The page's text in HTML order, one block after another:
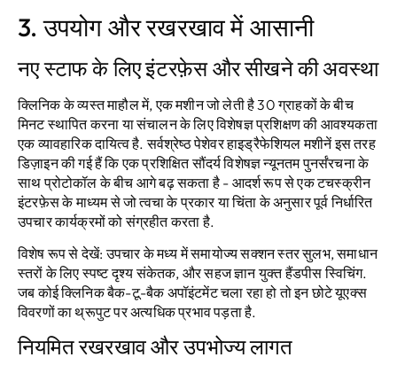
3. उपयोग और रखरखाव में आसानी
नए स्टाफ के लिए इंटरफ़ेस और सीखने की अवस्था
क्लिनिक के व्यस्त माहौल में, एक मशीन जो लेती है 30 ग्राहकों के बीच
मिनट स्थापित करना या संचालन के लिए विशेषज्ञ प्रशिक्षण की आवश्यकता
एक व्यावहारिक दायित्व है. सर्वश्रेष्ठ पेशेवर हाइड्रैफेशियल मशीनें इस तरह
डिज़ाइन की गई हैं कि एक प्रशिक्षित सौंदर्य विशेषज्ञ न्यूनतम पुनर्संरचना के
साथ प्रोटोकॉल के बीच आगे बढ़ सकता है - आदर्श रूप से एक टचस्क्रीन
इंटरफ़ेस के माध्यम से जो त्वचा के प्रकार या चिंता के अनुसार पूर्व निर्धारित
उपचार कार्यक्रमों को संग्रहीत करता है.
विशेष रूप से देखें: उपचार के मध्य में समायोज्य सक्शन स्तर सुलभ, समाधान
स्तरों के लिए स्पष्ट दृश्य संकेतक, और सहज ज्ञान युक्त हैंडपीस स्विचिंग.
जब कोई क्लिनिक बैक-टू-बैक अपॉइंटमेंट चला रहा हो तो इन छोटे यूएक्स
विवरणों का थ्रूपुट पर अत्यधिक प्रभाव पड़ता है.
नियमित रखरखाव और उपभोज्य लागत